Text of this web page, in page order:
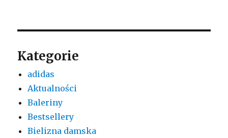
Kategorie
adidas
Aktualności
Baleriny
Bestsellery
Bielizna damska